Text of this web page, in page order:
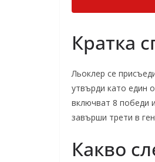
Кратка
Льоклер се
утвърди като един
включват 8 победи
завърши трети в
Какво